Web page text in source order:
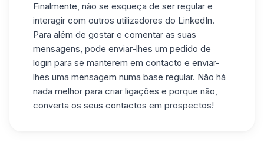
Finalmente, não se esqueça de ser regular e
interagir com outros utilizadores do LinkedIn.
Para além de gostar e comentar as suas
mensagens, pode enviar-lhes um pedido de
login para se manterem em contacto e enviar-
lhes uma mensagem numa base regular. Não há
nada melhor para criar ligações e porque não,
converta os seus contactos em prospectos!